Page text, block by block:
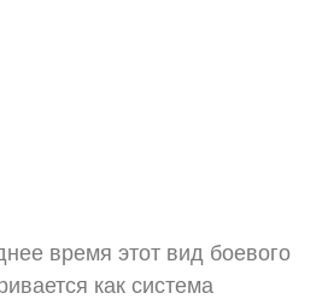
время этот вид боевого
как система